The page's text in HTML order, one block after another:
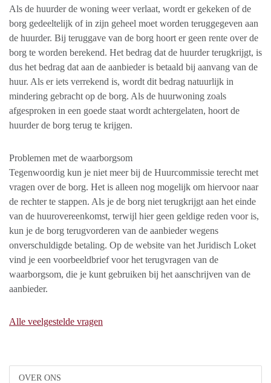
OVER ONS
Als de huurder de woning weer verlaat, wordt er gekeken of de
borg gedeeltelijk of in zijn geheel moet worden teruggegeven aan
de huurder. Bij teruggave van de borg hoort er geen rente over de
borg te worden berekend. Het bedrag dat de huurder terugkrijgt, is
dus het bedrag dat aan de aanbieder is betaald bij aanvang van de
huur. Als er iets verrekend is, wordt dit bedrag natuurlijk in
mindering gebracht op de borg. Als de huurwoning zoals
afgesproken in een goede staat wordt achtergelaten, hoort de
huurder de borg terug te krijgen.
Problemen met de waarborgsom
Tegenwoordig kun je niet meer bij de Huurcommissie terecht met
vragen over de borg. Het is alleen nog mogelijk om hiervoor naar
de rechter te stappen. Als je de borg niet terugkrijgt aan het einde
van de huurovereenkomst, terwijl hier geen geldige reden voor is,
kun je de borg terugvorderen van de aanbieder wegens
onverschuldigde betaling. Op de website van het Juridisch Loket
vind je een voorbeeldbrief voor het terugvragen van de
waarborgsom, die je kunt gebruiken bij het aanschrijven van de
aanbieder.
Alle veelgestelde vragen